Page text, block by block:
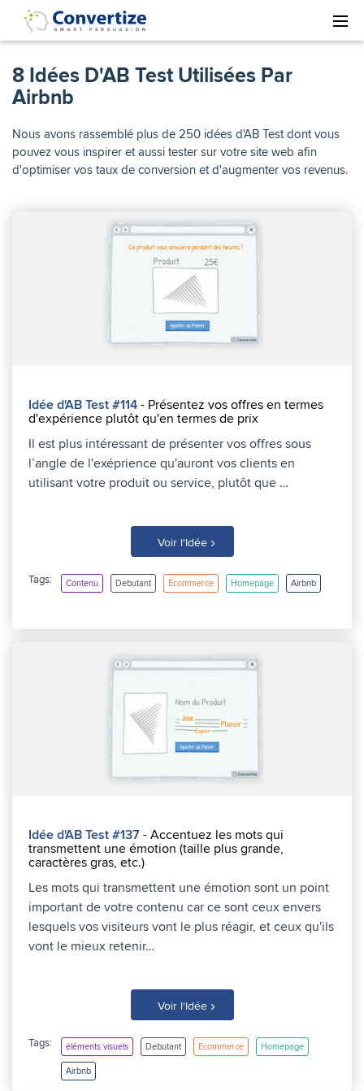
8 Idées D'AB Test Utilisées Par
Airbnb
Nous avons rassemblé plus de 250 idées d'AB Test dont vous
pouvez vous inspirer et aussi tester sur votre site web afin
d'optimiser vos taux de conversion et d'augmenter vos revenus.
Idée d'AB Test #114 - Présentez vos offres en termes
d'expérience plutôt qu'en termes de prix
Il est plus intéressant de présenter vos offres sous
l’angle de l'exéprience qu'auront vos clients en
utilisant votre produit ou service, plutôt que …
Voir l'Idée ›
Tags: Contenu Debutant Ecommerce Homepage Airbnb
Idée d'AB Test #137 - Accentuez les mots qui
transmettent une émotion (taille plus grande,
caractères gras, etc.)
Les mots qui transmettent une émotion sont un point
important de votre contenu car ce sont ceux envers
lesquels vos visiteurs vont le plus réagir, et ceux qu'ils
vont le mieux retenir…
Voir l'Idée ›
Tags: éléments visuels Debutant Ecommerce Homepage
Airbnb